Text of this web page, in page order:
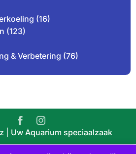
(16)
(123)
& Verbetering (76)
| Uw Aquarium speciaalzaak